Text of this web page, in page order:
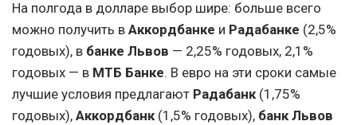
На полгода в долларе выбор шире: больше всего
можно получить в Аккордбанке и Радабанке (2,5%
годовых), в банке Львов — 2,25% годовых, 2,1%
годовых — в МТБ Банке. В евро на эти сроки самые
лучшие условия предлагают Радабанк(1,75%
годовых), Аккордбанк(1,5% годовых), банк Львов